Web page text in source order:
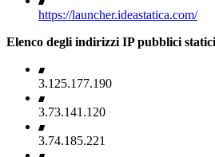
https://launcher.ideastatica.com/
Elenco degli indirizzi IP pubblici
3.125.177.190
3.73.141.120
3.74.185.221